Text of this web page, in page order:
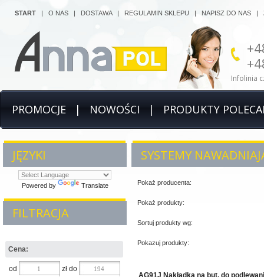
Infolinia
START | O NAS | DOSTAWA| REGULAMIN SKLEPU | NAPISZ DO NAS |
PROMOCJE | NOWOŚCI | PRODUKTY
JĘZYKI
Powered by Translate
FILTRACJA
Cena:
od
zł do
SYSTEMY
Pokaż producenta:
Pokaż produkty:
Sortuj produkty wg:
Pokazuj produkty:
AG91J Nakładka na but. do